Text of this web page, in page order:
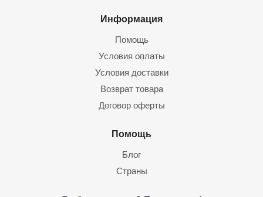
Информация
Помощь
Условия оплаты
Условия доставки
Возврат товара
Договор оферты
Помощь
Блог
Страны